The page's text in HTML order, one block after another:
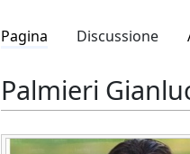
Pagina Discussione
Palmieri